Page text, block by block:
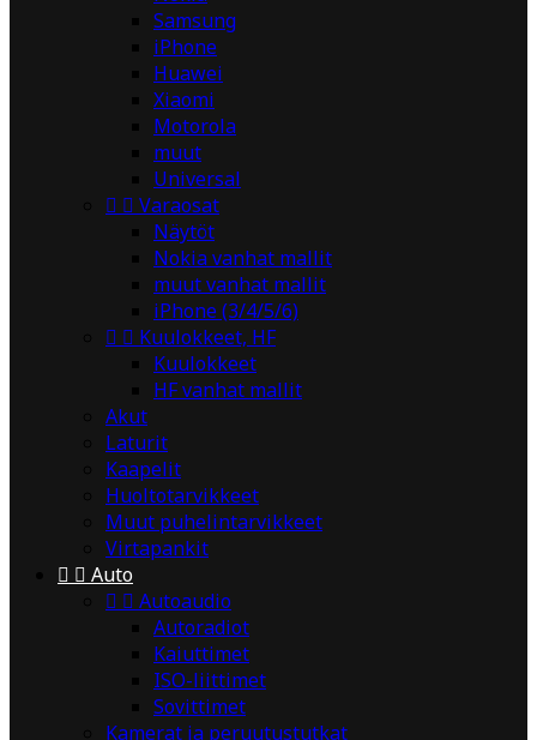
Samsung
iPhone
Huawei
Xiaomi
Motorola
muut
Universal
  Varaosat
Näytöt
Nokia vanhat mallit
muut vanhat mallit
iPhone (3/4/5/6)
  Kuulokkeet, HF
Kuulokkeet
HF vanhat mallit
Akut
Laturit
Kaapelit
Huoltotarvikkeet
Muut puhelintarvikkeet
Virtapankit
  Auto
  Autoaudio
Autoradiot
Kaiuttimet
ISO-liittimet
Sovittimet
Kamerat ja peruutustutkat